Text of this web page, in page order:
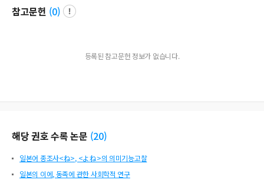
참고문헌 (0)
등록된 참고문헌 정보가 없습니다.
해당 권호 수록 논문 (20)
일본어 종조사<ね>, <よね>의 의미기능고찰
일본의 이에, 동족에 관한 사회학적 연구